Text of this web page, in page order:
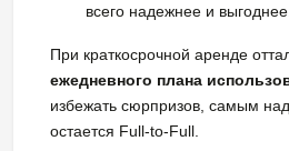
всего надежнее и выгоднее.
При краткосрочной аренде
ежедневного плана
избежать сюрпризов, самым
остается Full-to-Full.